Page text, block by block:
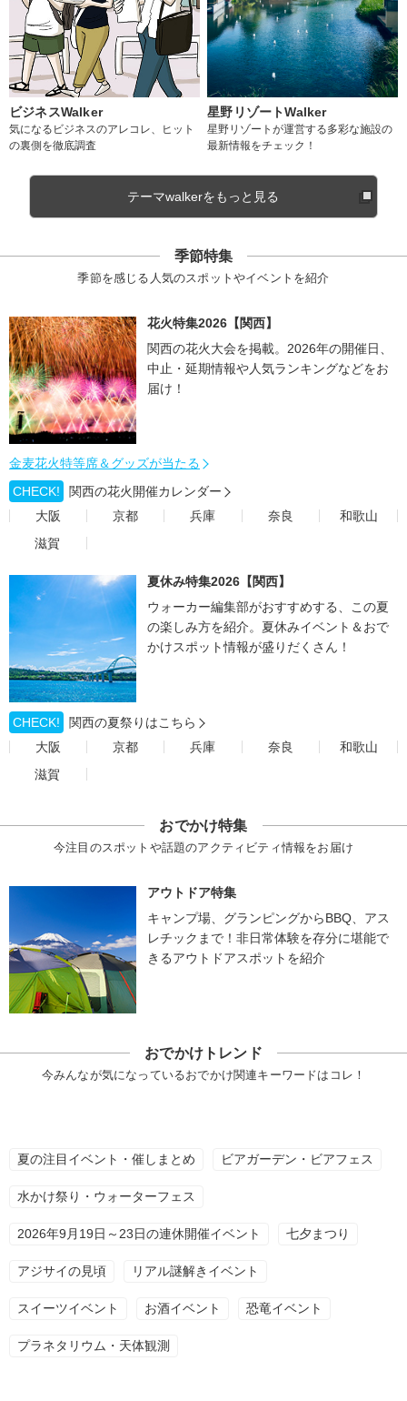
ビジネスWalker
気になるビジネスのアレコレ、ヒット
の裏側を徹底調査
星野リゾートWalker
星野リゾートが運営する多彩な施設の
最新情報をチェック！
テーマwalkerをもっと見る
季節特集
季節を感じる人気のスポットやイベントを紹介
花火特集2026【関西】
関西の花火大会を掲載。2026年の開催日、
中止・延期情報や人気ランキングなどをお
届け！
金麦花火特等席＆グッズが当たる
CHECK!
関西の花火開催カレンダー
大阪
京都 兵庫 奈良
和歌山
滋賀
夏休み特集2026【関西】
ウォーカー編集部がおすすめする、この夏
の楽しみ方を紹介。夏休みイベント＆おで
かけスポット情報が盛りだくさん！
CHECK!
関西の夏祭りはこちら
大阪
京都 兵庫 奈良
和歌山
滋賀
おでかけ特集
今注目のスポットや話題のアクティビティ情報をお届け
アウトドア特集
キャンプ場、グランピングからBBQ、アス
レチックまで！非日常体験を存分に堪能で
きるアウトドアスポットを紹介
おでかけトレンド
今みんなが気になっているおでかけ関連キーワードはコレ！
夏の注目イベント・催しまとめ ビアガーデン・ビアフェス
水かけ祭り・ウォーターフェス
2026年9月19日～23日の連休開催イベント 七夕まつり
アジサイの見頃 リアル謎解きイベント
スイーツイベント お酒イベント 恐竜イベント
プラネタリウム・天体観測